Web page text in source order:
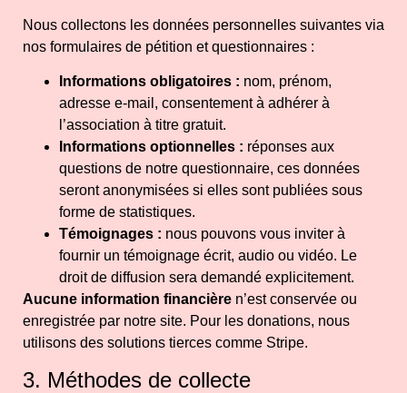
Nous collectons les données personnelles suivantes via
nos formulaires de pétition et questionnaires :
Informations obligatoires : nom, prénom,
adresse e-mail, consentement à adhérer à
l’association à titre gratuit.
Informations optionnelles : réponses aux
questions de notre questionnaire, ces données
seront anonymisées si elles sont publiées sous
forme de statistiques.
Témoignages : nous pouvons vous inviter à
fournir un témoignage écrit, audio ou vidéo. Le
droit de diffusion sera demandé explicitement.
Aucune information financière n’est conservée ou
enregistrée par notre site. Pour les donations, nous
utilisons des solutions tierces comme Stripe.
3. Méthodes de collecte